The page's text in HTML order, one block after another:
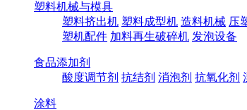
塑料机械与模具
塑料挤出机 塑料成型机 造料机械 压
塑机配件 加料再生破碎机 发泡设备
食品添加剂
酸度调节剂 抗结剂 消泡剂 抗氧化剂
涂料